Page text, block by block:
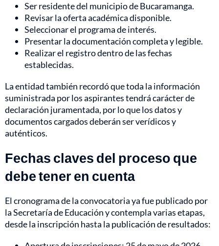
Ser residente del municipio de Bucaramanga.
Revisar la oferta académica disponible.
Seleccionar el programa de interés.
Presentar la documentación completa y legible.
Realizar el registro dentro de las fechas
establecidas.
La entidad también recordó que toda la información
suministrada por los aspirantes tendrá carácter de
declaración juramentada, por lo que los datos y
documentos cargados deberán ser verídicos y
auténticos.
Fechas claves del proceso que
debe tener en cuenta
El cronograma de la convocatoria ya fue publicado por
la Secretaría de Educación y contempla varias etapas,
desde la inscripción hasta la publicación de resultados: